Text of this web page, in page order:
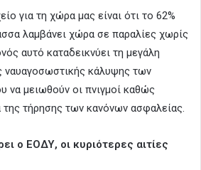
για τη χώρα μας είναι ότι το 62%
λαμβάνει χώρα σε παραλίες χωρίς
αυτό καταδεικνύει τη μεγάλη
ναυαγοσωστικής κάλυψης των
να μειωθούν οι πνιγμοί καθώς
της τήρησης των κανόνων ασφαλείας.
ο ΕΟΔΥ, οι κυριότερες αιτίες